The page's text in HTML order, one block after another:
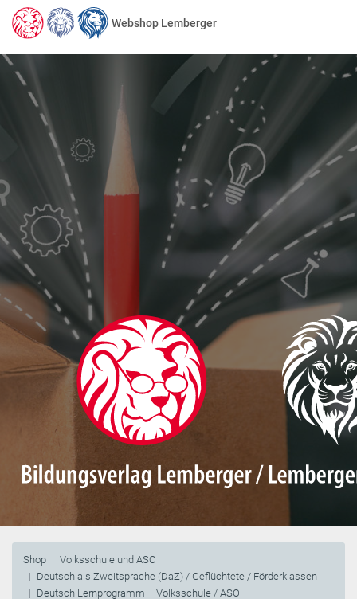
Webshop Lemberger
Shop
Volksschule und ASO
Deutsch als Zweitsprache (DaZ) / Geflüchtete / Förderklassen
Deutsch Lernprogramm – Volksschule / ASO